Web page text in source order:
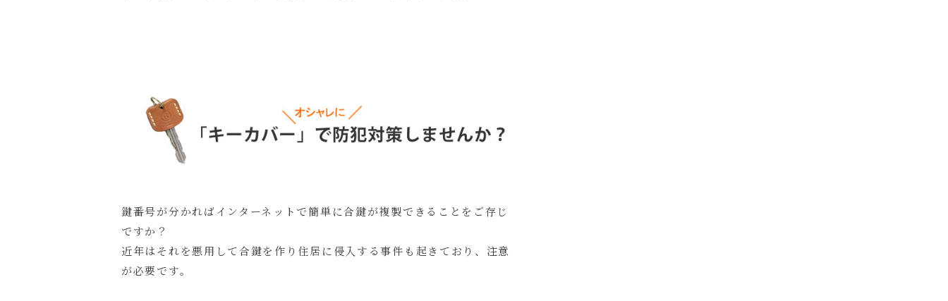
鍵番号が分かればインターネットで簡単に合鍵が複製できることをご存じ
ですか？
近年はそれを悪用して合鍵を作り住居に侵入する事件も起きており、注意
が必要です。